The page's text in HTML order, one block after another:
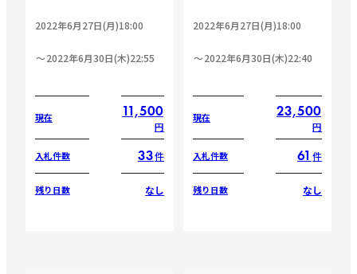
2022年6月27日(月)18:00
2022年6月30日(木)22:55
現在 11,500
円
入札件数 33件
残り日数 なし
2022年6月27日(月)18:00
2022年6月30日(木)22:40
現在 23,500
円
入札件数 61 件
残り日数 なし